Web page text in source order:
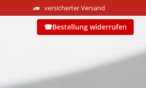
versicherter Versand
Bestellung widerrufen